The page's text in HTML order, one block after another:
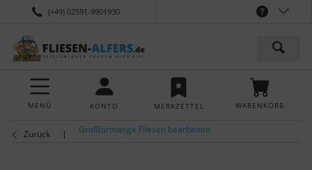
(+49) 02591-9901930
MENÜ KONTO MERKZETTEL WARENKORB
Zurück Großformatige Fliesen bearbeiten